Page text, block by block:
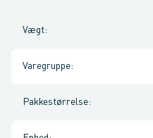
Vægt:
Varegruppe:
Pakkestørrelse: